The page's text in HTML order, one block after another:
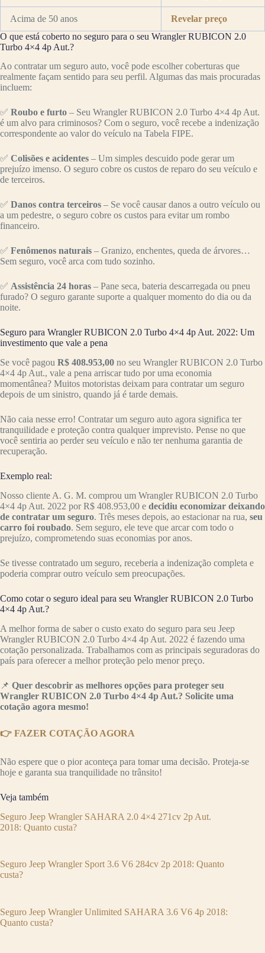
Acima de 50 anos
Revelar preço
O que está coberto no seguro para o seu Wrangler RUBICON 2.0
Turbo 4×4 4p Aut.?
Ao contratar um seguro auto, você pode escolher coberturas que
realmente façam sentido para seu perfil. Algumas das mais procuradas
incluem:
✅ Roubo e furto – Seu Wrangler RUBICON 2.0 Turbo 4×4 4p Aut.
é um alvo para criminosos? Com o seguro, você recebe a indenização
correspondente ao valor do veículo na Tabela FIPE.
✅ Colisões e acidentes – Um simples descuido pode gerar um
prejuízo imenso. O seguro cobre os custos de reparo do seu veículo e
de terceiros.
✅ Danos contra terceiros – Se você causar danos a outro veículo ou
a um pedestre, o seguro cobre os custos para evitar um rombo
financeiro.
✅ Fenômenos naturais – Granizo, enchentes, queda de árvores…
Sem seguro, você arca com tudo sozinho.
✅ Assistência 24 horas – Pane seca, bateria descarregada ou pneu
furado? O seguro garante suporte a qualquer momento do dia ou da
noite.
Seguro para Wrangler RUBICON 2.0 Turbo 4×4 4p Aut. 2022: Um
investimento que vale a pena
Se você pagou R$ 408.953,00 no seu Wrangler RUBICON 2.0 Turbo
4×4 4p Aut., vale a pena arriscar tudo por uma economia
momentânea? Muitos motoristas deixam para contratar um seguro
depois de um sinistro, quando já é tarde demais.
Não caia nesse erro! Contratar um seguro auto agora significa ter
tranquilidade e proteção contra qualquer imprevisto. Pense no que
você sentiria ao perder seu veículo e não ter nenhuma garantia de
recuperação.
Exemplo real:
Nosso cliente A. G. M. comprou um Wrangler RUBICON 2.0 Turbo
4×4 4p Aut. 2022 por R$ 408.953,00 e decidiu economizar deixando
de contratar um seguro. Três meses depois, ao estacionar na rua, seu
carro foi roubado. Sem seguro, ele teve que arcar com todo o
prejuízo, comprometendo suas economias por anos.
Se tivesse contratado um seguro, receberia a indenização completa e
poderia comprar outro veículo sem preocupações.
Como cotar o seguro ideal para seu Wrangler RUBICON 2.0 Turbo
4×4 4p Aut.?
A melhor forma de saber o custo exato do seguro para seu Jeep
Wrangler RUBICON 2.0 Turbo 4×4 4p Aut. 2022 é fazendo uma
cotação personalizada. Trabalhamos com as principais seguradoras do
país para oferecer a melhor proteção pelo menor preço.
📌 Quer descobrir as melhores opções para proteger seu
Wrangler RUBICON 2.0 Turbo 4×4 4p Aut.? Solicite uma
cotação agora mesmo!
👉 FAZER COTAÇÃO AGORA
Não espere que o pior aconteça para tomar uma decisão. Proteja-se
hoje e garanta sua tranquilidade no trânsito!
Veja também
Seguro Jeep Wrangler SAHARA 2.0 4×4 271cv 2p Aut.
2018: Quanto custa?
Seguro Jeep Wrangler Sport 3.6 V6 284cv 2p 2018: Quanto
custa?
Seguro Jeep Wrangler Unlimited SAHARA 3.6 V6 4p 2018:
Quanto custa?